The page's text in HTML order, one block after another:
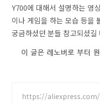
Y700에 대해서 설명하는 영
이나 게임을 하는 모습 등을
궁금하셨던 분들 참고되셨길
https://aliexpress.com/